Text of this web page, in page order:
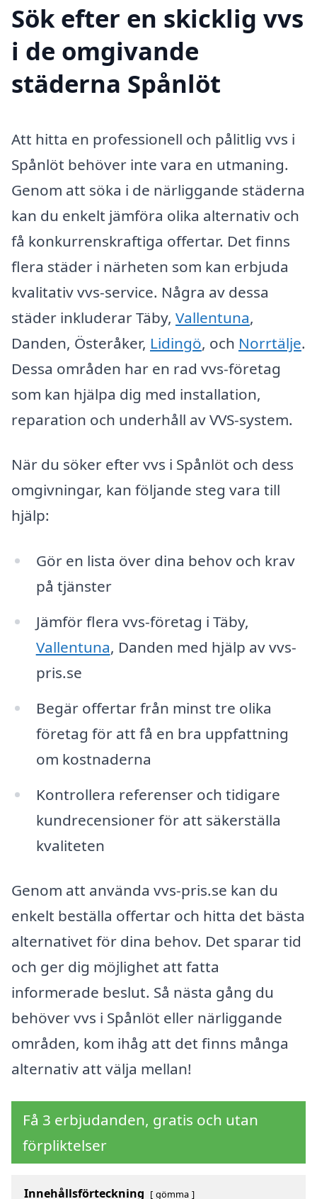
Sök efter en skicklig vvs
i de omgivande
städerna Spånlöt
Att hitta en professionell och pålitlig vvs i
Spånlöt behöver inte vara en utmaning.
Genom att söka i de närliggande städerna
kan du enkelt jämföra olika alternativ och
få konkurrenskraftiga offertar. Det finns
flera städer i närheten som kan erbjuda
kvalitativ vvs-service. Några av dessa
städer inkluderar Täby, Vallentuna,
Danden, Österåker, Lidingö, och Norrtälje.
Dessa områden har en rad vvs-företag
som kan hjälpa dig med installation,
reparation och underhåll av VVS-system.
När du söker efter vvs i Spånlöt och dess
omgivningar, kan följande steg vara till
hjälp:
Gör en lista över dina behov och krav
på tjänster
Jämför flera vvs-företag i Täby,
Vallentuna, Danden med hjälp av vvs-
pris.se
Begär offertar från minst tre olika
företag för att få en bra uppfattning
om kostnaderna
Kontrollera referenser och tidigare
kundrecensioner för att säkerställa
kvaliteten
Genom att använda vvs-pris.se kan du
enkelt beställa offertar och hitta det bästa
alternativet för dina behov. Det sparar tid
och ger dig möjlighet att fatta
informerade beslut. Så nästa gång du
behöver vvs i Spånlöt eller närliggande
områden, kom ihåg att det finns många
alternativ att välja mellan!
Få 3 erbjudanden, gratis och utan
förpliktelser
Innehållsförteckning gömma